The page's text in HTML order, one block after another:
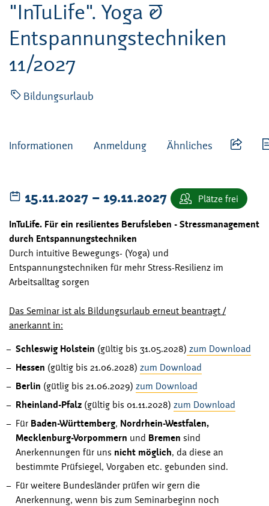
"InTuLife". Yoga &
Entspannungstechniken
11/2027
Bildungsurlaub
Informationen Anmeldung Ähnliches
15.11.2027 – bis
19.11.2027 Plätze frei
InTuLife. Für ein resilientes Berufsleben - Stressmanagement
durch Entspannungstechniken
Durch intuitive Bewegungs- (Yoga) und
Entspannungstechniken für mehr Stress-Resilienz im
Arbeitsalltag sorgen
Das Seminar ist als Bildungsurlaub erneut beantragt /
anerkannt in:
Schleswig Holstein (gültig bis 31.05.2028) zum Download
Hessen (gültig bis 21.06.2028) zum Download
Berlin (gütlig bis 21.06.2029) zum Download
Rheinland-Pfalz (gültig bis 01.11.2028) zum Download
Für Baden-Württemberg, Nordrhein-Westfalen,
Mecklenburg-Vorpommern und Bremen sind
Anerkennungen für uns nicht möglich, da diese an
bestimmte Prüfsiegel, Vorgaben etc. gebunden sind.
Für weitere Bundesländer prüfen wir gern die
Anerkennung, wenn bis zum Seminarbeginn noch